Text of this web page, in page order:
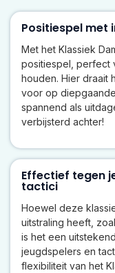
Positiespel met
Met het Klassiek
positiespel, perfect
houden. Hier draait
voor op
spannend als
verbijsterd achter!
Effectief tegen
tactici
Hoewel deze
uitstraling heeft,
is het een
jeugdspelers en
flexibiliteit van het